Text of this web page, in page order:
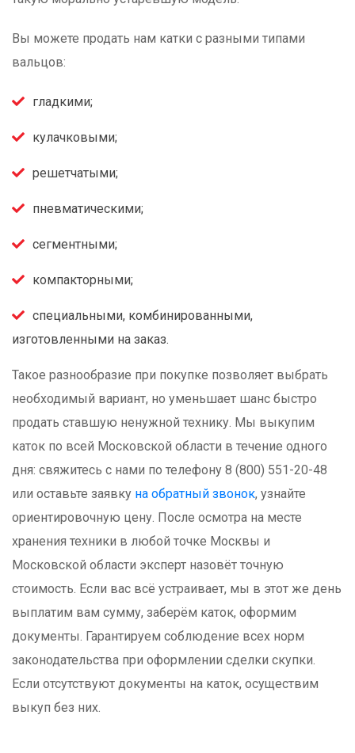
Вы можете продать нам катки с разными типами
вальцов:
гладкими;
кулачковыми;
решетчатыми;
пневматическими;
сегментными;
компакторными;
специальными, комбинированными,
изготовленными на заказ.
Такое разнообразие при покупке позволяет выбрать
необходимый вариант, но уменьшает шанс быстро
продать ставшую ненужной технику. Мы выкупим
каток по всей Московской области в течение одного
дня: свяжитесь с нами по телефону 8 (800) 551-20-48
или оставьте заявку на обратный звонок, узнайте
ориентировочную цену. После осмотра на месте
хранения техники в любой точке Москвы и
Московской области эксперт назовёт точную
стоимость. Если вас всё устраивает, мы в этот же день
выплатим вам сумму, заберём каток, оформим
документы. Гарантируем соблюдение всех норм
законодательства при оформлении сделки скупки.
Если отсутствуют документы на каток, осуществим
выкуп без них.